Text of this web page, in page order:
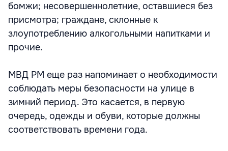
бомжи; несовершеннолетние, оставшиеся без
присмотра; граждане, склонные к
злоупотреблению алкогольными напитками и
прочие.
МВД РМ еще раз напоминает о необходимости
соблюдать меры безопасности на улице в
зимний период. Это касается, в первую
очередь, одежды и обуви, которые должны
соответствовать времени года.